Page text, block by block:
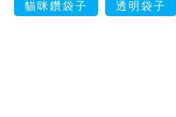
貓咪鑽袋子
透明袋子